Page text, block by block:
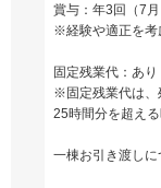
賞与：年3回（7
※経験や適正を考
固定残業代：あ
※固定残業代は、
25時間分を超え
一棟お引き渡しに